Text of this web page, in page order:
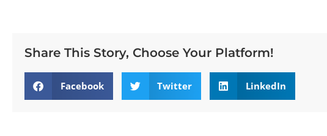
Share This Story, Choose Your Platform!
Facebook Twitter LinkedIn